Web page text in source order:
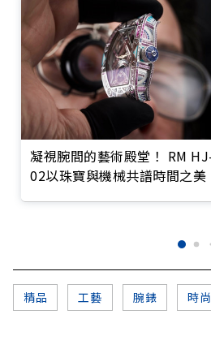
凝視腕間的藝術殿堂！ RM HJ-
02以珠寶與機械共譜時間之美
精品 工藝 腕錶 時尚